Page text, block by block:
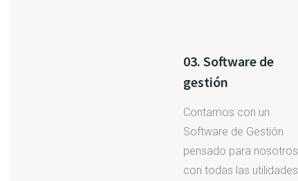
03. Software de
gestión
Contamos con un
Software de Gestión
pensado para nosotros
con todas las utilidades